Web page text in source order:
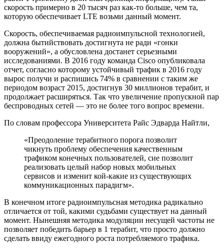
скорость примерно в 20 тысяч раз как-то больше, чем та,
которую обеспечивает LTE возьми данный момент.
Скорость, обеспечиваемая радиоимпульсной технологией,
должна бытийствовать достигнута не ради «гонки
вооружений», а обусловлена достанет серьезными
исследованиями. В 2016 году команда Cisco опубликовала
отчет, согласно которому устойчивый трафик в 2016 году
вырос получи и распишись 74% в сравнении с таким же
периодом возраст 2015, достигнув 30 миллионов терабит, и
продолжает расширяться. Так что увеличение пропускной пар
беспроводных сетей — это не более того вопрос времени.
По словам профессора Университета Райс Эдварда Найтли,
«Преодоление терабитного порога позволит
чикнуть проблему обеспечения качественным
трафиком конечных пользователей, сие позволит
реализовать целый набор новых мобильных
сервисов и изменит кой-какие из существующих
коммуникационных парадигм».
В конечном итоге радиоимпульсная методика радикально
отличается от той, какими судьбами существует на данный
момент. Нынешняя методика модуляции несущей частоты не
позволяет победить барьер в 1 терабит, что просто должно
сделать ввиду ежегодного роста потребляемого трафика.